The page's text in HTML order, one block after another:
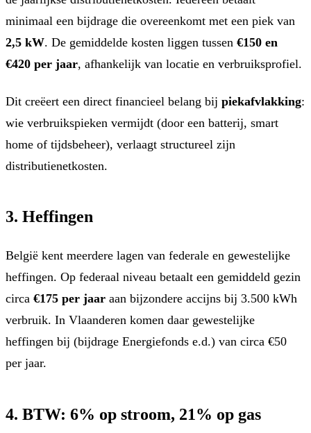
minimaal een bijdrage die overeenkomt met een piek van
2,5 kW. De gemiddelde kosten liggen tussen €150 en
€420 per jaar, afhankelijk van locatie en verbruiksprofiel.
Dit creëert een direct financieel belang bij piekafvlakking:
wie verbruikspieken vermijdt (door een batterij, smart
home of tijdsbeheer), verlaagt structureel zijn
distributienetkosten.
3. Heffingen
België kent meerdere lagen van federale en gewestelijke
heffingen. Op federaal niveau betaalt een gemiddeld gezin
circa €175 per jaar aan bijzondere accijns bij 3.500 kWh
verbruik. In Vlaanderen komen daar gewestelijke
heffingen bij (bijdrage Energiefonds e.d.) van circa €50
per jaar.
4. BTW: 6% op stroom, 21% op gas